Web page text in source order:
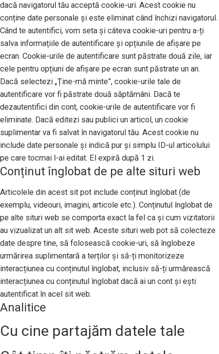
dacă navigatorul tău acceptă cookie-uri. Acest cookie nu
conține date personale și este eliminat când închizi navigatorul.
Când te autentifici, vom seta și câteva cookie-uri pentru a-ți
salva informațiile de autentificare și opțiunile de afișare pe
ecran. Cookie-urile de autentificare sunt păstrate două zile, iar
cele pentru opțiuni de afișare pe ecran sunt păstrate un an.
Dacă selectezi „Ține-mă minte”, cookie-urile tale de
autentificare vor fi păstrate două săptămâni. Dacă te
dezautentifici din cont, cookie-urile de autentificare vor fi
eliminate. Dacă editezi sau publici un articol, un cookie
suplimentar va fi salvat în navigatorul tău. Acest cookie nu
include date personale și indică pur și simplu ID-ul articolului
pe care tocmai l-ai editat. El expiră după 1 zi.
Conținut înglobat de pe alte situri web
Articolele din acest sit pot include conținut înglobat (de
exemplu, videouri, imagini, articole etc.). Conținutul înglobat de
pe alte situri web se comporta exact la fel ca și cum vizitatorii
au vizualizat un alt sit web. Aceste situri web pot să colecteze
date despre tine, să folosească cookie-uri, să înglobeze
urmărirea suplimentară a terților și să-ți monitorizeze
interacțiunea cu conținutul înglobat, inclusiv să-ți urmărească
interacțiunea cu conținutul înglobat dacă ai un cont și ești
autentificat în acel sit web.
Analitice
Cu cine partajăm datele tale